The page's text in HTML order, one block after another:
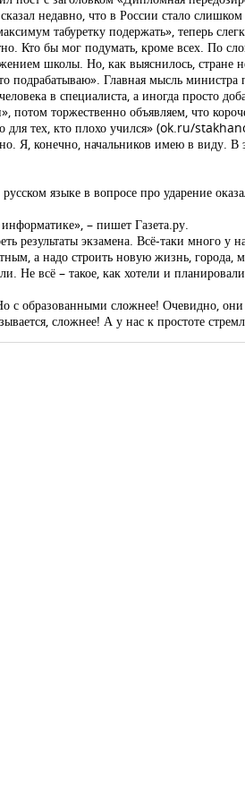
недавно, что в России стало
табуретку подержать», теперь
Кто бы мог подумать, кроме всех. По
школы. Но, как выяснилось, стране
Главная мысль министра
в специалиста, а иногда просто
потом торжественно объявляем, что
для тех, кто плохо учился» (ok.ru/
Я, конечно, начальников имею в виду.
языке в вопросе про ударение
– пишет Газета.ру.
результаты экзамена. Всё-таки много у
а надо строить новую жизнь, города,
Не всё – такое, как хотели и
с образованными сложнее! Очевидно,
сложнее! А у нас к простоте